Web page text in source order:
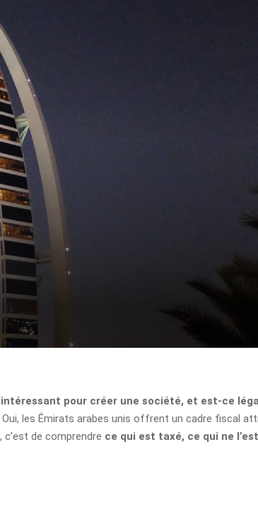
pour créer une société, et est-ce
les Émirats arabes unis offrent un cadre fiscal
c’est de comprendre ce qui est taxé, ce qui ne